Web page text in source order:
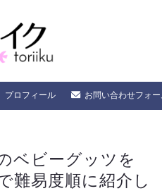
プロフィール お問い合わせフォ
ベビーグッツを
難易度順に紹介し